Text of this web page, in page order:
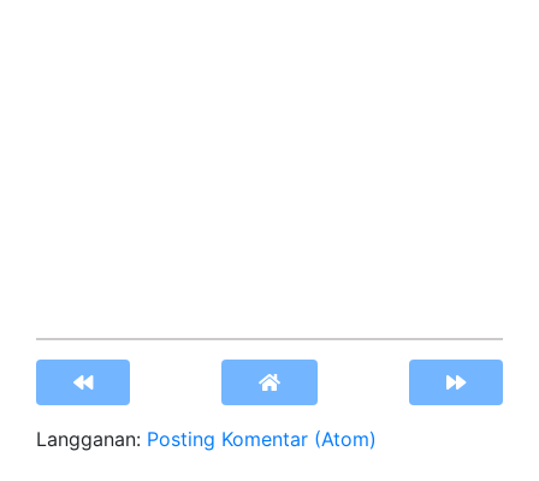
Langganan: Posting Komentar (Atom)